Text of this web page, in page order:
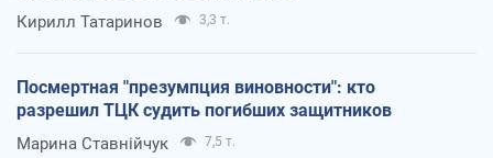
Кирилл Татаринов 3,3 т.
Посмертная "презумпция виновности": кто
разрешил ТЦК судить погибших защитников
Марина Ставнійчук 7,5 т.